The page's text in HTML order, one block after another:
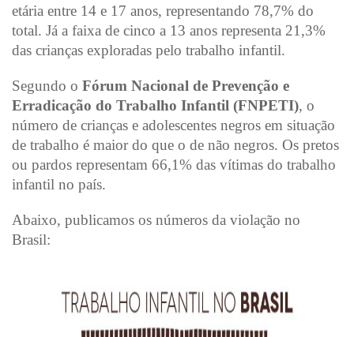
etária entre 14 e 17 anos, representando 78,7% do
total. Já a faixa de cinco a 13 anos representa 21,3%
das crianças exploradas pelo trabalho infantil.
Segundo o Fórum Nacional de Prevenção e
Erradicação do Trabalho Infantil (FNPETI), o
número de crianças e adolescentes negros em situação
de trabalho é maior do que o de não negros. Os pretos
ou pardos representam 66,1% das vítimas do trabalho
infantil no país.
Abaixo, publicamos os números da violação no
Brasil: